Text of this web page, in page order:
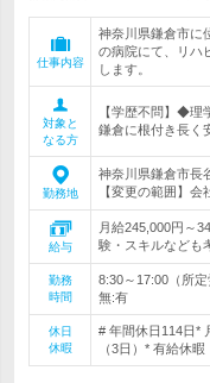
仕事内容
神奈川県鎌倉市に
の病院にて、リハ
します。
対象と
なる方
【学歴不問】◆
鎌倉に根付き長く
勤務地
神奈川県鎌倉市長
【変更の範囲】会
給与
月給245,000円～
験・スキルなども
勤務
時間
8:30～17:00（所
無:有
休日
休暇
# 年間休日114日*
（3日）* 有給休